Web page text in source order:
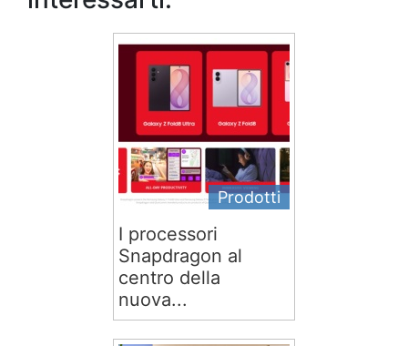
Prodotti
I processori
Snapdragon al
centro della
nuova...